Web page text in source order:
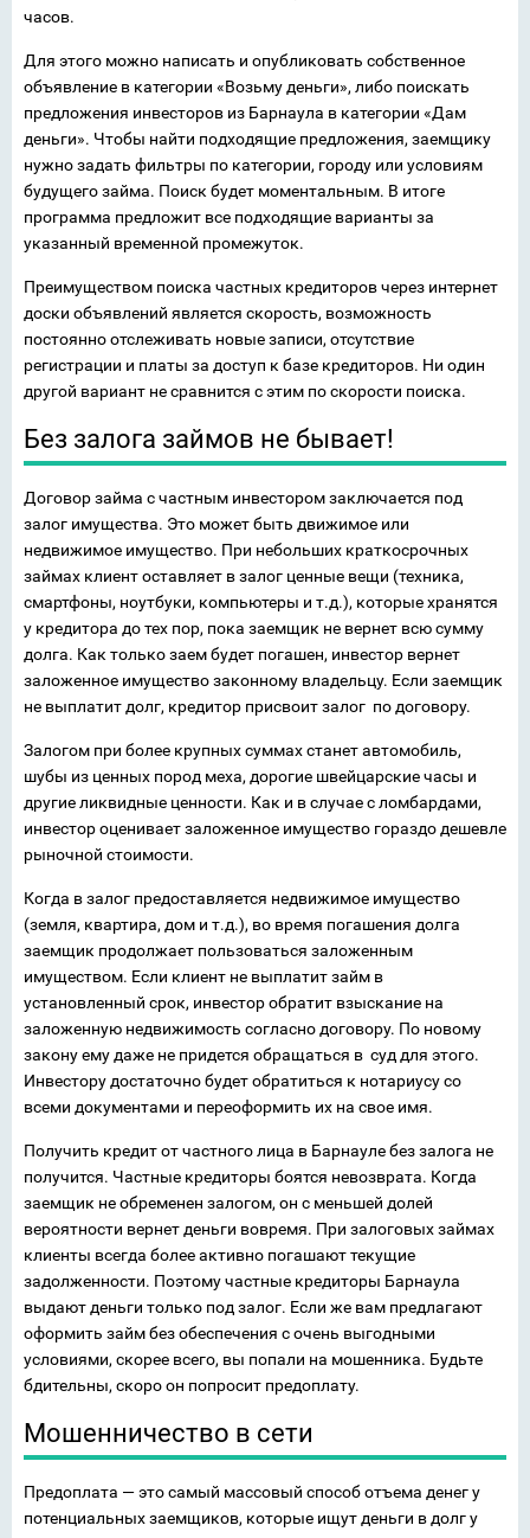
часов.
Для этого можно написать и опубликовать собственное
объявление в категории «Возьму деньги», либо поискать
предложения инвесторов из Барнаула в категории «Дам
деньги». Чтобы найти подходящие предложения, заемщику
нужно задать фильтры по категории, городу или условиям
будущего займа. Поиск будет моментальным. В итоге
программа предложит все подходящие варианты за
указанный временной промежуток.
Преимуществом поиска частных кредиторов через интернет
доски объявлений является скорость, возможность
постоянно отслеживать новые записи, отсутствие
регистрации и платы за доступ к базе кредиторов. Ни один
другой вариант не сравнится с этим по скорости поиска.
Без залога займов не бывает!
Договор займа с частным инвестором заключается под
залог имущества. Это может быть движимое или
недвижимое имущество. При небольших краткосрочных
займах клиент оставляет в залог ценные вещи (техника,
смартфоны, ноутбуки, компьютеры и т.д.), которые хранятся
у кредитора до тех пор, пока заемщик не вернет всю сумму
долга. Как только заем будет погашен, инвестор вернет
заложенное имущество законному владельцу. Если заемщик
не выплатит долг, кредитор присвоит залог по договору.
Залогом при более крупных суммах станет автомобиль,
шубы из ценных пород меха, дорогие швейцарские часы и
другие ликвидные ценности. Как и в случае с ломбардами,
инвестор оценивает заложенное имущество гораздо дешевле
рыночной стоимости.
Когда в залог предоставляется недвижимое имущество
(земля, квартира, дом и т.д.), во время погашения долга
заемщик продолжает пользоваться заложенным
имуществом. Если клиент не выплатит займ в
установленный срок, инвестор обратит взыскание на
заложенную недвижимость согласно договору. По новому
закону ему даже не придется обращаться в суд для этого.
Инвестору достаточно будет обратиться к нотариусу со
всеми документами и переоформить их на свое имя.
Получить кредит от частного лица в Барнауле без залога не
получится. Частные кредиторы боятся невозврата. Когда
заемщик не обременен залогом, он с меньшей долей
вероятности вернет деньги вовремя. При залоговых займах
клиенты всегда более активно погашают текущие
задолженности. Поэтому частные кредиторы Барнаула
выдают деньги только под залог. Если же вам предлагают
оформить займ без обеспечения с очень выгодными
условиями, скорее всего, вы попали на мошенника. Будьте
бдительны, скоро он попросит предоплату.
Мошенничество в сети
Предоплата — это самый массовый способ отъема денег у
потенциальных заемщиков, которые ищут деньги в долг у